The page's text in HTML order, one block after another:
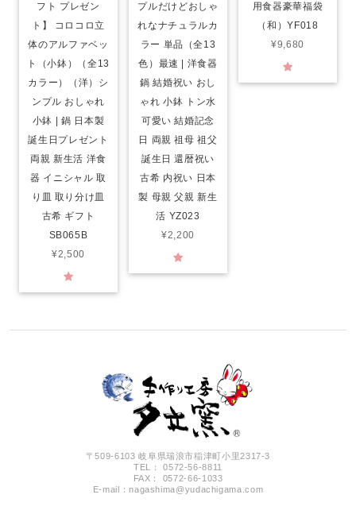
フト プレゼン
ト】 コロコロ立
体のアルファベッ
ト（小鉢）（全13
カラー）（洋）シ
ンプル おしゃれ
小鉢 | 鍋 日本製
誕生日プレゼント
両親 新生活 洋食
器 イニシャル 取
り皿 取り分け皿
古希 ギフト
SB065B
¥2,500
プルだけどおしゃ
れなナチュラルカ
ラー 単品（全13
色）最速 | 洋食器
鍋 結婚祝い おし
ゃれ 小鉢 トン水
可愛い 結婚記念
日 両親 祖母 祖父
誕生日 還暦祝い
古希 内祝い 日本
製 母親 父親 新生
活 YZ023
¥2,200
用食器豪華福袋
（和）YF018
¥9,680
〒509-6103 岐阜県瑞浪市稲津町小里2317-3
TEL： 0572-56-8811
FAX： 0572-66-1033
E-mail：nagashima@yudachigama.com